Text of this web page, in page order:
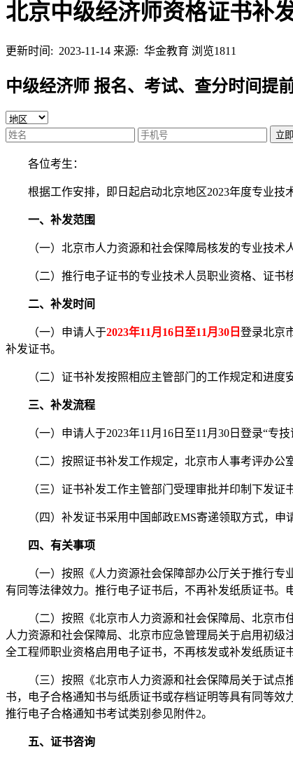
北京中级经济师资格证书补
更新时间: 2023-11-14 来源: 华金教育 浏览1811
中级经济师 报名、考试、查分时间提
立
各位考生：
根据工作安排，即日起启动北京地区2023年度专业技
一、补发范围
（一）北京市人力资源和社会保障局核发的专业技术人
（二）推行电子证书的专业技术人员职业资格、证书核
二、补发时间
（一）申请人于2023年11月16日至11月30日 登录北京
补发证书。
（二）证书补发按照相应主管部门的工作规定和进度安
三、补发流程
（一）申请人于2023年11月16日至11月30日登录“专
（二）按照证书补发工作规定，北京市人事考评办公
（三）证书补发工作主管部门受理审批并印制下发证书
（四）补发证书采用中国邮政EMS寄递领取方式，申请
四、有关事项
（一）按照《人力资源社会保障部办公厅关于推行专业
有同等法律效力。推行电子证书后，不再补发纸质证书。
（二）按照《北京市人力资源和社会保障局、北京市住
人力资源和社会保障局、北京市应急管理局关于启用初
全工程师职业资格启用电子证书，不再核发或补发纸质证
（三）按照《北京市人力资源和社会保障局关于试点推
书，电子合格通知书与纸质证书或存档证明等具有同等效
推行电子合格通知书考试类别参见附件2。
五、证书咨询